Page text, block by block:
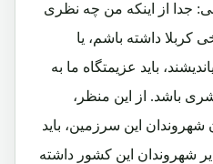
جدا از اینکه من چه نظری
کربلا داشته باشم، یا
باید عزیمتگاه ما به
باشد. از این منظر،
شهروندان این سرزمین، باید
شهروندان این کشور داشته